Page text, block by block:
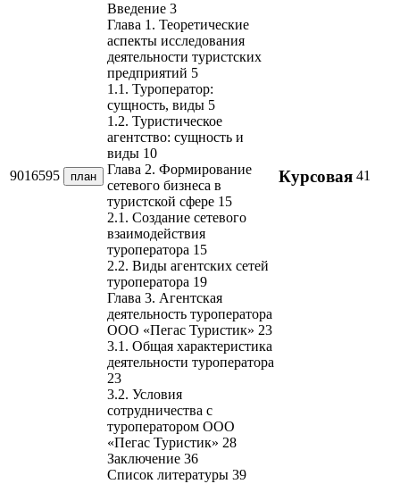
9016595 план
Введение 3
Глава 1. Теоретические
аспекты исследования
деятельности туристских
предприятий 5
1.1. Туроператор:
сущность, виды 5
1.2. Туристическое
агентство: сущность и
виды 10
Глава 2. Формирование
сетевого бизнеса в
туристской сфере 15
2.1. Создание сетевого
взаимодействия
туроператора 15
2.2. Виды агентских сетей
туроператора 19
Глава 3. Агентская
деятельность туроператора
ООО «Пегас Туристик» 23
3.1. Общая характеристика
деятельности туроператора
23
3.2. Условия
сотрудничества с
туроператором ООО
«Пегас Туристик» 28
Заключение 36
Список литературы 39
Курсовая 41